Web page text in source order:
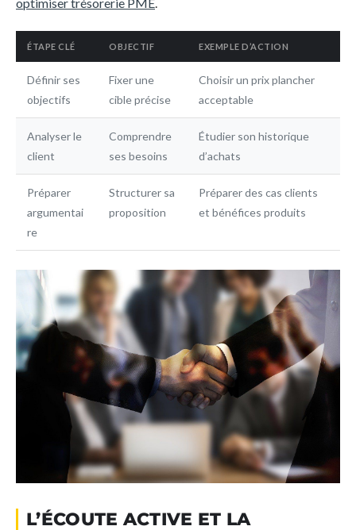
ÉTAPE CLÉ OBJECTIF EXEMPLE D’ACTION
Définir ses
objectifs
Fixer une
cible précise
Choisir un prix plancher
acceptable
Analyser le
client
Comprendre
ses besoins
Étudier son historique
d’achats
Préparer
argumentai
re
Structurer sa
proposition
Préparer des cas clients
et bénéfices produits
L’ÉCOUTE ACTIVE ET LA